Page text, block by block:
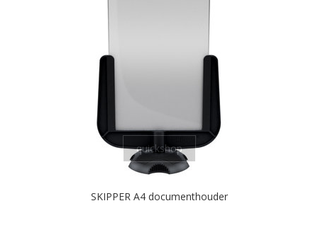
quickshop
SKIPPER A4 documenthouder